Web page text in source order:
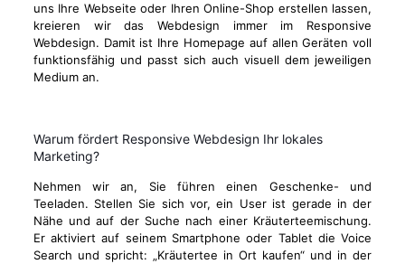
uns Ihre Webseite oder Ihren Online-Shop erstellen lassen,
kreieren wir das Webdesign immer im Responsive
Webdesign. Damit ist Ihre Homepage auf allen Geräten voll
funktionsfähig und passt sich auch visuell dem jeweiligen
Medium an.
Warum fördert Responsive Webdesign Ihr lokales
Marketing?
Nehmen wir an, Sie führen einen Geschenke- und
Teeladen. Stellen Sie sich vor, ein User ist gerade in der
Nähe und auf der Suche nach einer Kräuterteemischung.
Er aktiviert auf seinem Smartphone oder Tablet die Voice
Search und spricht: „Kräutertee in Ort kaufen“ und in der